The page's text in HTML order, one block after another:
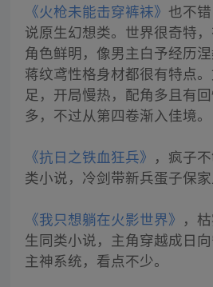
《火枪未能击穿裤袜》 也不
说原生幻想类。世界很奇特，
角色鲜明，像男主白予经历
蒋纹鸢性格身材都很有特点
足，开局慢热，配角多且有
多，不过从第四卷渐入佳境。
《抗日之铁血狂兵》 ，疯子
类小说，冷剑带新兵蛋子保家
《我只想躺在火影世界》 ，
生同类小说，主角穿越成日
主神系统，看点不少。